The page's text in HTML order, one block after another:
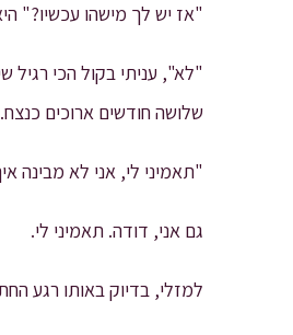
"אז יש לך מישהו עכשיו?"
"לא", עניתי בקול הכי רגיל
שלושה חודשים ארוכים כנצח.
"תאמיני לי, אני לא מבינה
גם אני, דודה. תאמיני לי.
למזלי, בדיוק באותו רגע